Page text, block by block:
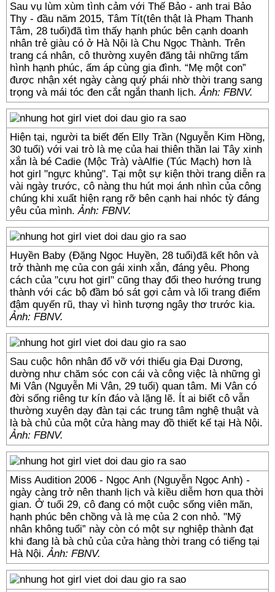
Sau vụ lùm xùm tình cảm với Thế Bảo - anh trai Bảo
Thy - đầu năm 2015, Tâm Tít(tên thật là Phạm Thanh
Tâm, 28 tuổi)đã tìm thấy hạnh phúc bên cạnh doanh
nhân trẻ giàu có ở Hà Nội là Chu Ngọc Thành. Trên
trang cá nhân, cô thường xuyên đăng tải những tấm
hình hạnh phúc, ấm áp cùng gia đình. “Mẹ một con”
được nhận xét ngày càng quý phái nhờ thời trang sang
trọng và mái tóc đen cắt ngắn thanh lịch. Ảnh: FBNV.
Hiện tại, người ta biết đến Elly Trần (Nguyễn Kim Hồng,
30 tuổi) với vai trò là mẹ của hai thiên thần lai Tây xinh
xắn là bé Cadie (Mộc Trà) vàAlfie (Túc Mạch) hơn là
hot girl "ngực khủng". Tại một sự kiện thời trang diễn ra
vài ngày trước, cô nàng thu hút mọi ánh nhìn của công
chúng khi xuất hiện rạng rỡ bên cạnh hai nhóc tỳ đáng
yêu của mình. Ảnh: FBNV.
Huyền Baby (Đặng Ngọc Huyền, 28 tuổi)đã kết hôn và
trở thành mẹ của con gái xinh xắn, đáng yêu. Phong
cách của "cựu hot girl" cũng thay đổi theo hướng trung
thành với các bộ đầm bó sát gợi cảm và lối trang điểm
đậm quyến rũ, thay vì hình tượng ngây thơ trước kia.
Ảnh: FBNV.
Sau cuộc hôn nhân đổ vỡ với thiếu gia Đại Dương,
dường như chăm sóc con cái và công việc là những gì
Mi Vân (Nguyễn Mi Vân, 29 tuổi) quan tâm. Mi Vân có
đời sống riêng tư kín đáo và lặng lẽ. Ít ai biết cô vẫn
thường xuyên dạy đàn tại các trung tâm nghệ thuật và
là bà chủ của một cửa hàng may đồ thiết kế tại Hà Nội.
Ảnh: FBNV.
Miss Audition 2006 - Ngọc Anh (Nguyễn Ngọc Anh) -
ngày càng trở nên thanh lịch và kiều diễm hơn qua thời
gian. Ở tuổi 29, cô đang có một cuộc sống viên mãn,
hạnh phúc bên chồng và là mẹ của 2 con nhỏ. "Mỹ
nhân không tuổi” này còn có một sự nghiệp thành đạt
khi đang là bà chủ của cửa hàng thời trang có tiếng tại
Hà Nội.Ảnh: FBNV.